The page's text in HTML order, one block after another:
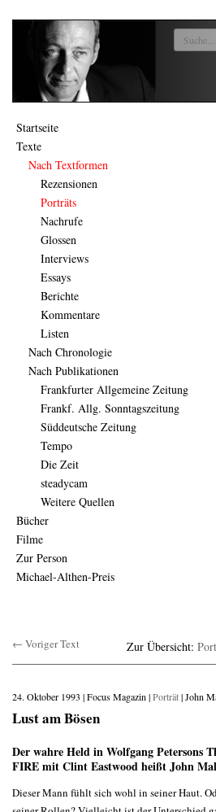
Startseite
Texte
Nach Textformen
Rezensionen
Porträts
Nachrufe
Glossen
Interviews
Essays
Berichte
Kommentare
Listen
Nach Chronologie
Nach Publikationen
Frankfurter Allgemeine Zeitung
Frankf. Allg. Sonntagszeitung
Süddeutsche Zeitung
Tempo
Die Zeit
steadycam
Weitere Quellen
Bücher
Filme
Zur Person
Michael-Althen-Preis
← Voriger Text Zur Übersicht:
24. Oktober 1993 | Focus Magazin |Porträt| John
Lust am Bösen
Der wahre Held in Wolfgang Petersons
FIRE mit Clint Eastwood heißt John
Dieser Mann fühlt sich wohl in seiner Haut.